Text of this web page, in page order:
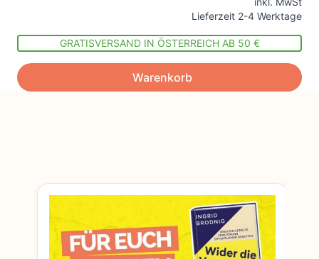
Lieferzeit 2-4 Werktage
GRATISVERSAND IN ÖSTERREICH AB 50 €
Warenkorb